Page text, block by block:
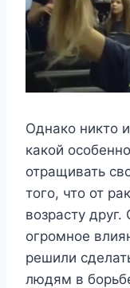
Однако никто
какой
отращивать
того, что от
возрасту
огромное
решили
людям в